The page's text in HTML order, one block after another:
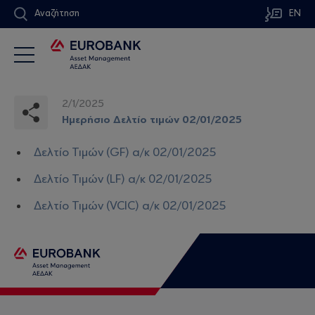
Αναζήτηση EN
2/1/2025
Ημερήσιο Δελτίο τιμών 02/01/2025
Δελτίο Τιμών (GF) α/κ 02/01/2025
Δελτίο Τιμών (LF) α/κ 02/01/2025
Δελτίο Τιμών (VCIC) α/κ 02/01/2025